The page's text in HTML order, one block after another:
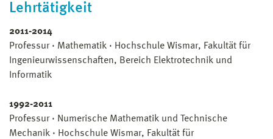
Lehrtätigkeit
2011-2014
Professur · Mathematik · Hochschule Wismar, Fakultät für
Ingenieur­wissen­schaften, Bereich Elektrotechnik und
Informatik
1992-2011
Professur · Numerische Mathematik und Technische
Mechanik · Hochschule Wismar, Fakultät für